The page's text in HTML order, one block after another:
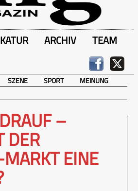
ARCHIV TEAM
SZENE SPORT MEINUNG
–
DER
EINE